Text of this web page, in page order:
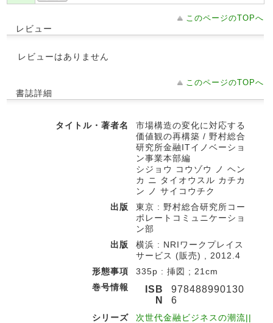
このページのTOPへ
レビュー
レビューはありません
このページのTOPへ
書誌詳細
タイトル・著者名
市場構造の変化に対応する
価値観の再構築 / 野村総合
研究所金融ITイノベーショ
ン事業本部編
シジョウ コウゾウ ノ ヘン
カ ニ タイオウスル カチカ
ン ノ サイコウチク
出版
東京 : 野村総合研究所コー
ポレートコミュニケーショ
ン部
出版
横浜 : NRIワークプレイス
サービス (販売) , 2012.4
形態事項
335p : 挿図 ; 21cm
巻号情報
ISB
N
978488990130
6
シリーズ
次世代金融ビジネスの潮流||